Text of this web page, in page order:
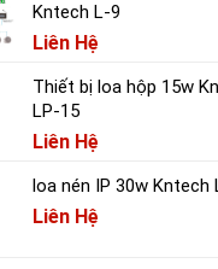
Kntech L-9
Liên Hệ
Thiết bị loa hộp 15w
LP-15
Liên Hệ
loa nén IP 30w Kntech
Liên Hệ